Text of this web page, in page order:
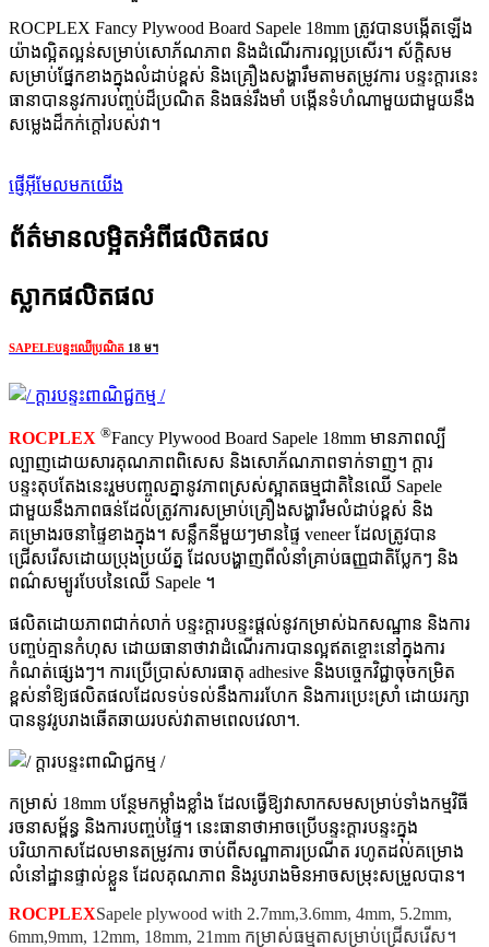
ROCPLEX Fancy Plywood Board Sapele 18mm ត្រូវ​បាន​បង្កើត​ឡើង​
យ៉ាង​ល្អិតល្អន់​សម្រាប់​សោភ័ណភាព និង​ដំណើរការ​ល្អ​ប្រសើរ។ ស័ក្តិសម
សម្រាប់ផ្នែកខាងក្នុងលំដាប់ខ្ពស់ និងគ្រឿងសង្ហារឹមតាមតម្រូវការ បន្ទះក្តារនេះ
ធានាបាននូវការបញ្ចប់ដ៏ប្រណិត និងធន់រឹងមាំ បង្កើនទំហំណាមួយជាមួយនឹង
សម្លេងដ៏កក់ក្តៅរបស់វា។
ផ្ញើអ៊ីមែលមកយើង
ព័ត៌មានលម្អិតអំពីផលិតផល
ស្លាកផលិតផល
SAPELEបន្ទះឈើប្រណិត 18 ម។
ROCPLEX ®Fancy Plywood Board Sapele 18mm មានភាពល្បី
ល្បាញដោយសារគុណភាពពិសេស និងសោភ័ណភាពទាក់ទាញ។ ក្តារ
បន្ទះតុបតែងនេះរួមបញ្ចូលគ្នានូវភាពស្រស់ស្អាតធម្មជាតិនៃឈើ Sapele
ជាមួយនឹងភាពធន់ដែលត្រូវការសម្រាប់គ្រឿងសង្ហារឹមលំដាប់ខ្ពស់ និង
គម្រោងរចនាផ្ទៃខាងក្នុង។ សន្លឹកនីមួយៗមានផ្ទៃ veneer ដែលត្រូវបាន
ជ្រើសរើសដោយប្រុងប្រយ័ត្ន ដែលបង្ហាញពីលំនាំគ្រាប់ធញ្ញជាតិប្លែកៗ និង
ពណ៌សម្បូរបែបនៃឈើ Sapele ។
ផលិតដោយភាពជាក់លាក់ បន្ទះក្តារបន្ទះផ្តល់នូវកម្រាស់ឯកសណ្ឋាន និងការ
បញ្ចប់គ្មានកំហុស ដោយធានាថាវាដំណើរការបានល្អឥតខ្ចោះនៅក្នុងការ
កំណត់ផ្សេងៗ។ ការប្រើប្រាស់សារធាតុ adhesive និងបច្ចេកវិជ្ជាចុចកម្រិត
ខ្ពស់នាំឱ្យផលិតផលដែលទប់ទល់នឹងការរហែក និងការប្រេះស្រាំ ដោយរក្សា
បាននូវរូបរាងឆើតឆាយរបស់វាតាមពេលវេលា។.
កម្រាស់ 18mm បន្ថែមកម្លាំងខ្លាំង ដែលធ្វើឱ្យវាសាកសមសម្រាប់ទាំងកម្មវិធី
រចនាសម្ព័ន្ធ និងការបញ្ចប់ផ្ទៃ។ នេះធានាថាអាចប្រើបន្ទះក្តារបន្ទះក្នុង
បរិយាកាសដែលមានតម្រូវការ ចាប់ពីសណ្ឋាគារប្រណីត រហូតដល់គម្រោង
លំនៅដ្ឋានផ្ទាល់ខ្លួន ដែលគុណភាព និងរូបរាងមិនអាចសម្រុះសម្រួលបាន។
ROCPLEXSapele plywood with 2.7mm,3.6mm, 4mm, 5.2mm,
6mm,9mm, 12mm, 18mm, 21mm កម្រាស់ធម្មតាសម្រាប់ជ្រើសរើស។